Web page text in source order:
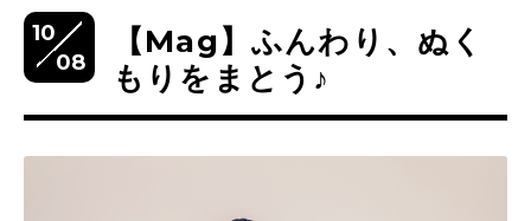
10
08
【Mag】ふんわり、ぬく
もりをまとう♪